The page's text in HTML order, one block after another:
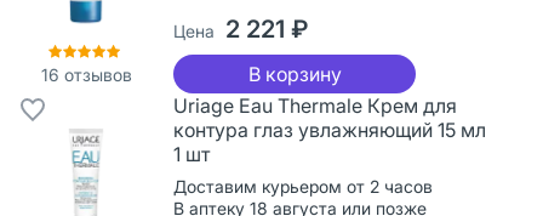
16 отзывов
Цена 2 221 ₽
В корзину
Uriage Eau Thermale Крем для
контура глаз увлажняющий 15 мл
1 шт
Доставим курьером от 2 часов
В аптеку 18 августа или позже